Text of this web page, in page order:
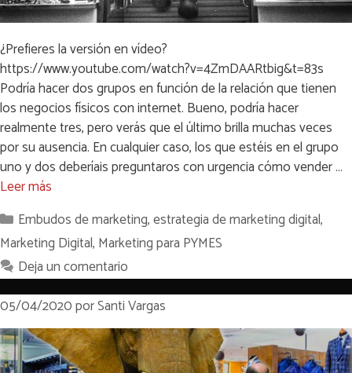
¿Prefieres la versión en vídeo?
https://www.youtube.com/watch?v=4ZmDAARtbig&t=83s
Podría hacer dos grupos en función de la relación que tienen
los negocios físicos con internet. Bueno, podría hacer
realmente tres, pero verás que el último brilla muchas veces
por su ausencia. En cualquier caso, los que estéis en el grupo
uno y dos deberíais preguntaros con urgencia cómo vender …
Leer más
Categorías
Embudos de marketing,estrategia de marketing digital,
Marketing Digital, Marketing para PYMES
Deja un comentario
05/04/2020porSanti Vargas